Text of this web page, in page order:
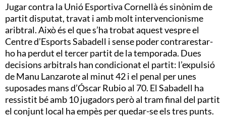
Jugar contra la Unió Esportiva Cornellà és sinònim de
partit disputat, travat i amb molt intervencionisme
aribtral. Això és el que s’ha trobat aquest vespre el
Centre d’Esports Sabadell i sense poder contrarestar-
ho ha perdut el tercer partit de la temporada. Dues
decisions arbitrals han condicionat el partit: l’expulsió
de Manu Lanzarote al minut 42 i el penal per unes
suposades mans d’Óscar Rubio al 70. El Sabadell ha
ressistit bé amb 10 jugadors però al tram final del partit
el conjunt local ha empès per quedar-se els tres punts.